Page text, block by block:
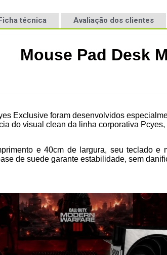
técnica Avaliação dos clientes
Mouse Pad Desk
Exclusive foram desenvolvidos
do visual clean da linha corporativa
e 40cm de largura, seu teclado
de suede garante estabilidade, sem